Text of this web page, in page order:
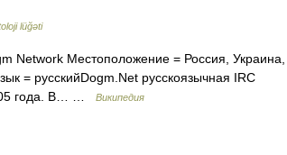
lüğəti
Network Местоположение = Россия, Украина,
= русскийDogm.Net русскоязычная IRC
года. В… …
Википедия